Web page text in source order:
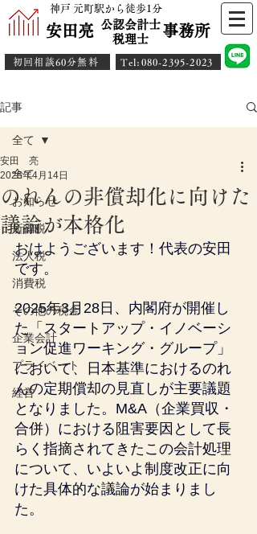
神戸 元町駅から徒歩1分
安田亮 事務所
公認会計士
​税理士
初回相談60分無料 ​Tel:080-2395-2023
記事
全て
お知らせ
所得税
法人税
消費税
その他の税金
企業会計
プライベート
経営
全て
のれんの非償却化に向けた
議論が本格化
安田 亮
2025年4月14日
おはようございます！代表の安田
です。
2025年3月28日、内閣府が開催し
た「スタートアップ・イノベーシ
ョン促進ワーキング・グループ」
において、日本基準におけるのれ
んの定期償却の見直しが主要議題
となりました。M&A（企業買収・
合併）における阻害要因として長
らく指摘されてきたこの会計処理
について、いよいよ制度改正に向
けた具体的な議論が始まりまし
た。